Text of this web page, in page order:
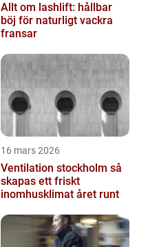
Allt om lashlift: hållbar
böj för naturligt vackra
fransar
16 mars 2026
Ventilation stockholm så
skapas ett friskt
inomhusklimat året runt